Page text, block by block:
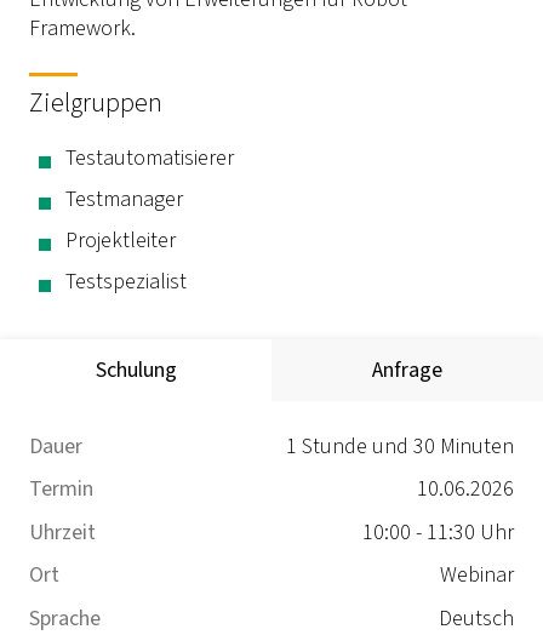
Schulung Anfrage
Dauer
1 Stunde und 30 Minuten
Termin
10.06.2026
Uhrzeit
10:00 - 11:30 Uhr
Ort
Webinar
Sprache
Deutsch
Framework.
Zielgruppen
Testautomatisierer
Testmanager
Projektleiter
Testspezialist